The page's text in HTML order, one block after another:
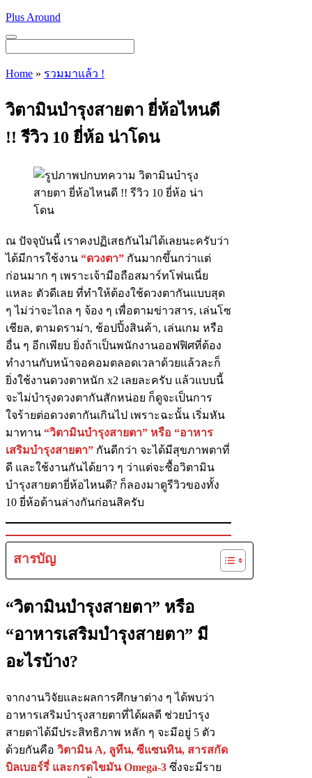
Skip
content
Plus Around
Menu
Home » รวมมาแล้ว !
วิตามินบำรุงสายตา ยี่ห้อไหนดี
!! รีวิว 10 ยี่ห้อ น่าโดน
ณ ปัจจุบันนี้ เราคงปฏิเสธกันไม่ได้เลยนะครับว่า
ได้มีการใช้งาน “ดวงตา” กันมากขึ้นกว่าแต่
ก่อนมาก ๆ เพราะเจ้ามือถือสมาร์ทโฟนเนี่ย
แหละ ตัวดีเลย ที่ทำให้ต้องใช้ดวงตากันแบบสุด
ๆ ไม่ว่าจะไถล ๆ จ้อง ๆ เพื่อตามข่าวสาร, เล่นโซ
เชียล, ตามดราม่า, ช้อปปิ้งสินค้า, เล่นเกม หรือ
อื่น ๆ อีกเพียบ ยิ่งถ้าเป็นพนักงานออฟฟิศที่ต้อง
ทำงานกับหน้าจอคอมตลอดเวลาด้วยแล้วละก็
ยิ่งใช้งานดวงตาหนัก x2 เลยละครับ แล้วแบบนี้
จะไม่บำรุงดวงตากันสักหน่อย ก็ดูจะเป็นการ
ใจร้ายต่อดวงตากันเกินไป เพราะฉะนั้น เริ่มหัน
มาทาน “วิตามินบำรุงสายตา” หรือ “อาหาร
เสริมบำรุงสายตา” กันดีกว่า จะได้มีสุขภาพตาที่
ดี และใช้งานกันได้ยาว ๆ ว่าแต่จะซื้อวิตามิน
บำรุงสายตายี่ห้อไหนดี? ก็ลองมาดูรีวิวของทั้ง
10 ยี่ห้อด้านล่างกันก่อนสิครับ
สารบัญ
“วิตามินบำรุงสายตา” หรือ
“อาหารเสริมบำรุงสายตา” มี
อะไรบ้าง?
จากงานวิจัยและผลการศึกษาต่าง ๆ ได้พบว่า
อาหารเสริมบำรุงสายตาที่ได้ผลดี ช่วยบำรุง
สายตาได้มีประสิทธิภาพ หลัก ๆ จะมีอยู่ 5 ตัว
ด้วยกันคือ วิตามิน A, ลูทีน, ซีแซนทิน, สารสกัด
บิลเบอร์รี่ และกรดไขมัน Omega-3 ซึ่งจะมีราย